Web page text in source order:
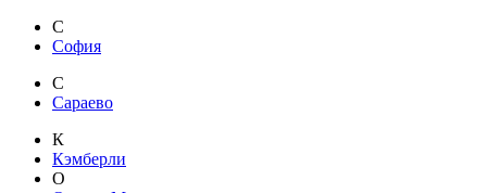
С
София
С
Сараево
К
Кэмберли
О